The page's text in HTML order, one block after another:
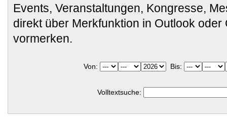
Events, Veranstaltungen, Kongresse,
direkt über Merkfunktion in Outlook oder
vormerken.
Von: Bis:
Volltextsuche: